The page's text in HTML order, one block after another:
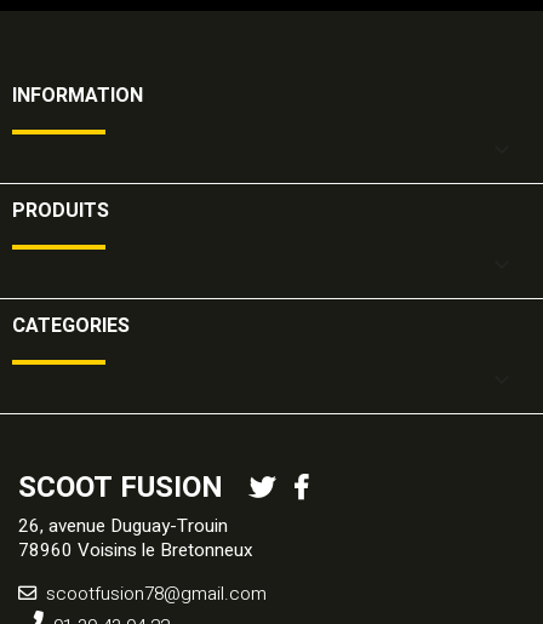
INFORMATION
PRODUITS
CATEGORIES
SCOOT FUSION
26, avenue Duguay-Trouin
78960 Voisins le Bretonneux
scootfusion78@gmail.com